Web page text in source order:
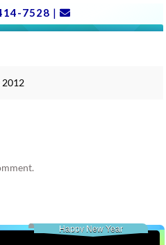
2012
Happy New Year